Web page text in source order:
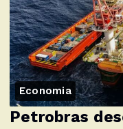
Economia
Petrobras